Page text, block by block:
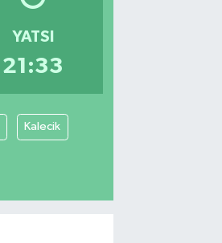
YATSI
21:33
Kalecik